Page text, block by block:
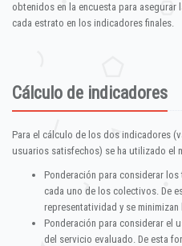
obtenidos en la encuesta para
cada estrato en los indicadores finales.
Cálculo de indicadores
Para el cálculo de los dos indicadores
usuarios satisfechos) se ha utilizado el
Ponderación para considerar
cada uno de los colectivos. De
representatividad y se
Ponderación para considerar el
del servicio evaluado. De esta